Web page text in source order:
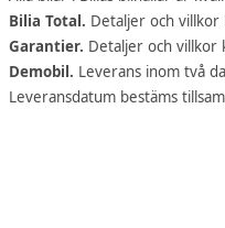
Bilia Total. Detaljer och villkor
Garantier. Detaljer och villkor
Demobil. Leverans inom två
Leveransdatum bestäms